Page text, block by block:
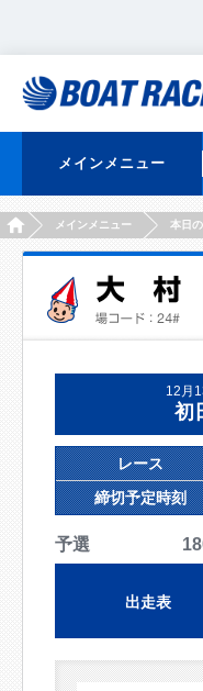
メインメニュー
HOMEメインメニュー 本日
12月
初
レース
締切予定時刻
予選
出走表